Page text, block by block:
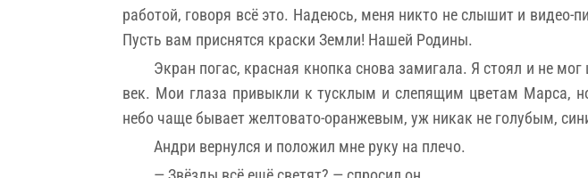
работой, говоря всё это. Надеюсь, меня никто не слышит и
Пусть вам приснятся краски Земли! Нашей Родины.
Экран погас, красная кнопка снова замигала. Я стоял и не
век. Мои глаза привыкли к тусклым и слепящим цветам Марса,
небо чаще бывает желтовато-оранжевым, уж никак не голубым,
Андри вернулся и положил мне руку на плечо.